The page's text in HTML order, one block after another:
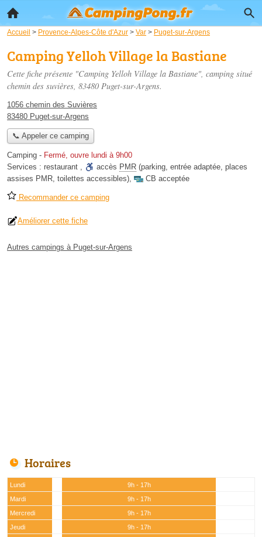
Accueil > Provence-Alpes-Côte d'Azur > Var > Puget-sur-Argens
Camping Yelloh Village la Bastiane
Cette fiche présente "Camping Yelloh Village la Bastiane", camping situé
chemin des suvières, 83480 Puget-sur-Argens.
1056 chemin des Suvières
83480 Puget-sur-Argens
📞 Appeler ce camping
Camping - Fermé, ouvre lundi à 9h00
Services : restaurant , accès PMR (parking, entrée adaptée, places
assises PMR, toilettes accessibles), CB acceptée
Recommander ce camping
Améliorer cette fiche
Autres campings à Puget-sur-Argens
Horaires
Lundi
9h - 17h
Mardi
9h - 17h
Mercredi
9h - 17h
Jeudi
9h - 17h